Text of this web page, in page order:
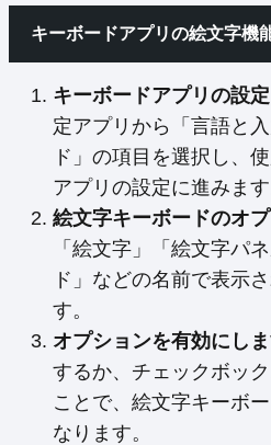
キーボードアプリの絵文字機
キーボードアプリの設定
定アプリから「言語と
ド」の項目を選択し、
アプリの設定に進みます
絵文字キーボードのオ
「絵文字」「絵文字パ
ド」などの名前で表示
す。
オプションを有効にしま
するか、チェックボッ
ことで、絵文字キーボ
なります。